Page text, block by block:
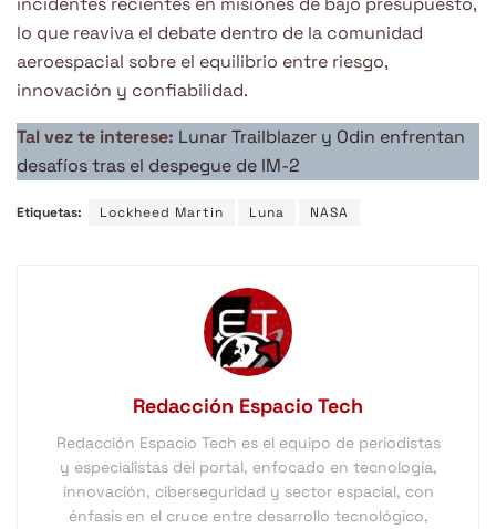
lo que reaviva el debate dentro de la comunidad
aeroespacial sobre el equilibrio entre riesgo,
innovación y confiabilidad.
Tal vez te interese: Lunar Trailblazer y Odin enfrentan
desafíos tras el despegue de IM-2
Etiquetas: Lockheed Martin Luna NASA
Redacción Espacio Tech
Redacción Espacio Tech es el equipo de periodistas
y especialistas del portal, enfocado en tecnología,
innovación, ciberseguridad y sector espacial, con
énfasis en el cruce entre desarrollo tecnológico,